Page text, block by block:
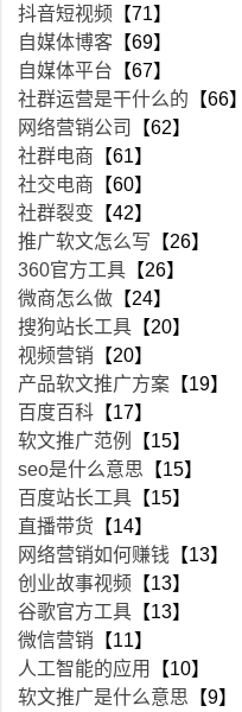
抖音短视频 【71】
自媒体博客 【69】
自媒体平台 【67】
社群运营是干什么的 【66】
网络营销公司
【62】
社群电商 【61】
社交电商 【60】
社群裂变 【42】
推广软文怎么写 【26】
360官方工具 【26】
微商怎么做 【24】
搜狗站长工具 【20】
视频营销 【20】
产品软文推广方案 【19】
百度百科 【17】
软文推广范例
【15】
seo是什么意思 【15】
百度站长工具 【15】
直播带货 【14】
网络营销如何赚钱 【13】
创业故事视频 【13】
谷歌官方工具 【13】
微信营销 【11】
人工智能的应用
【10】
软文推广是什么意思 【9】